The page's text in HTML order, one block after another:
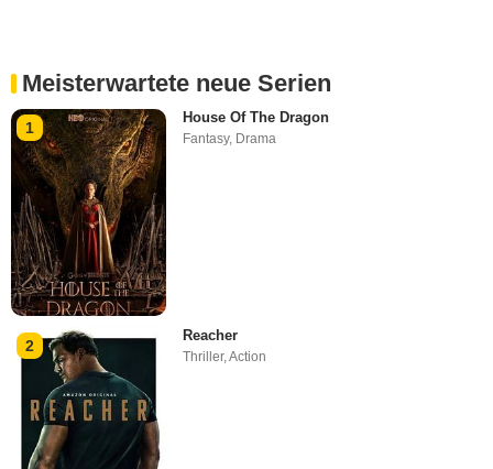
Meisterwartete neue Serien
1
House Of The Dragon
Fantasy, Drama
2
Reacher
Thriller,Action